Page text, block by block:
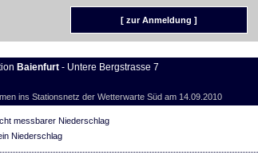
[ zur Anmeldung ]
Baienfurt- Untere Bergstrasse 7
ins Stationsnetz der Wetterwarte Süd am 14.09.2010
messbarer Niederschlag
Niederschlag